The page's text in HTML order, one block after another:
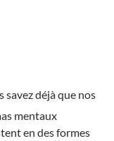
savez déjà que nos
mentaux
en des formes